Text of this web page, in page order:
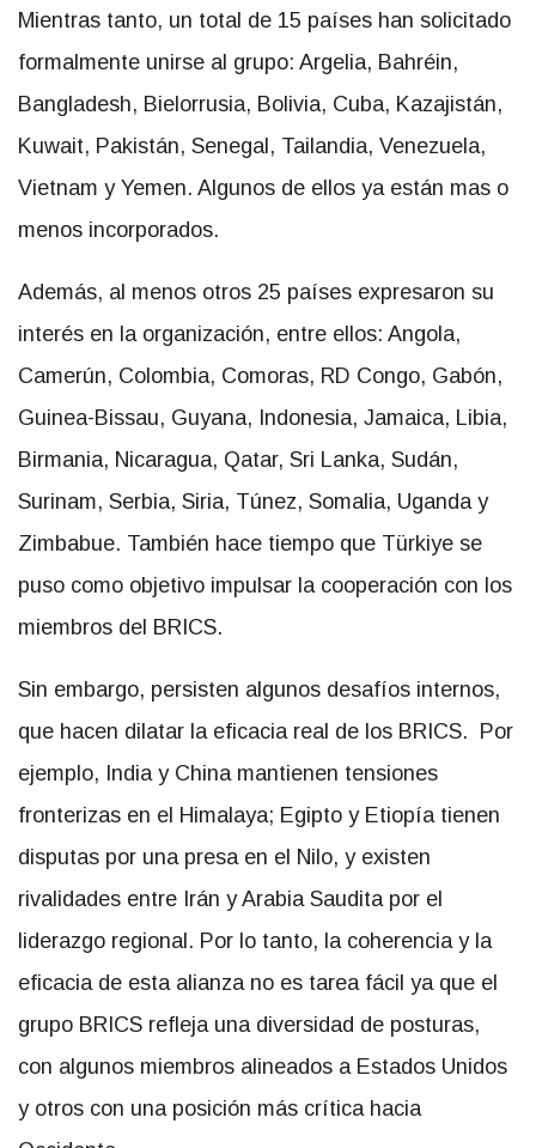
Mientras tanto, un total de 15 países han solicitado
formalmente unirse al grupo: Argelia, Bahréin,
Bangladesh, Bielorrusia, Bolivia, Cuba, Kazajistán,
Kuwait, Pakistán, Senegal, Tailandia, Venezuela,
Vietnam y Yemen. Algunos de ellos ya están mas o
menos incorporados.
Además, al menos otros 25 países expresaron su
interés en la organización, entre ellos: Angola,
Camerún, Colombia, Comoras, RD Congo, Gabón,
Guinea-Bissau, Guyana, Indonesia, Jamaica, Libia,
Birmania, Nicaragua, Qatar, Sri Lanka, Sudán,
Surinam, Serbia, Siria, Túnez, Somalia, Uganda y
Zimbabue. También hace tiempo que Türkiye se
puso como objetivo impulsar la cooperación con los
miembros del BRICS.
Sin embargo, persisten algunos desafíos internos,
que hacen dilatar la eficacia real de los BRICS. Por
ejemplo, India y China mantienen tensiones
fronterizas en el Himalaya; Egipto y Etiopía tienen
disputas por una presa en el Nilo, y existen
rivalidades entre Irán y Arabia Saudita por el
liderazgo regional. Por lo tanto, la coherencia y la
eficacia de esta alianza no es tarea fácil ya que el
grupo BRICS refleja una diversidad de posturas,
con algunos miembros alineados a Estados Unidos
y otros con una posición más crítica hacia